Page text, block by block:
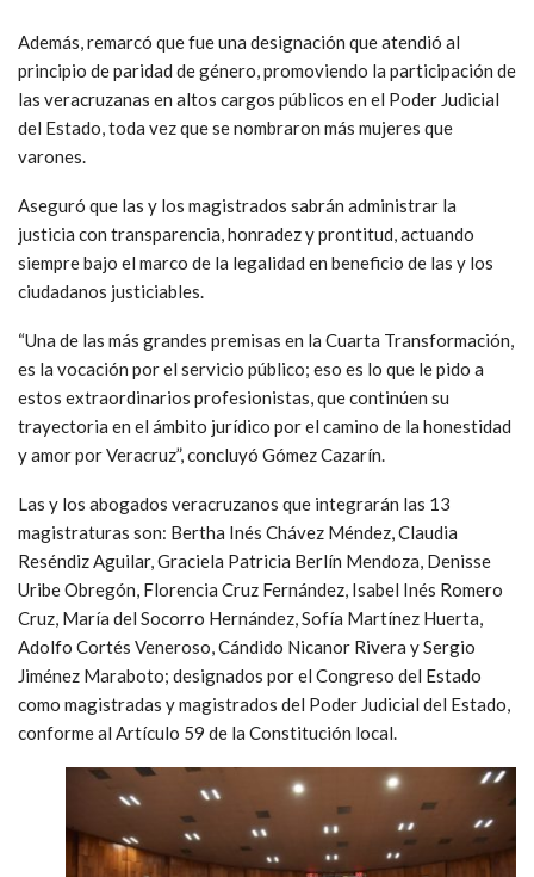
Además, remarcó que fue una designación que atendió al
principio de paridad de género, promoviendo la participación de
las veracruzanas en altos cargos públicos en el Poder Judicial
del Estado, toda vez que se nombraron más mujeres que
varones.
Aseguró que las y los magistrados sabrán administrar la
justicia con transparencia, honradez y prontitud, actuando
siempre bajo el marco de la legalidad en beneficio de las y los
ciudadanos justiciables.
“Una de las más grandes premisas en la Cuarta Transformación,
es la vocación por el servicio público; eso es lo que le pido a
estos extraordinarios profesionistas, que continúen su
trayectoria en el ámbito jurídico por el camino de la honestidad
y amor por Veracruz”, concluyó Gómez Cazarín.
Las y los abogados veracruzanos que integrarán las 13
magistraturas son: Bertha Inés Chávez Méndez, Claudia
Reséndiz Aguilar, Graciela Patricia Berlín Mendoza, Denisse
Uribe Obregón, Florencia Cruz Fernández, Isabel Inés Romero
Cruz, María del Socorro Hernández, Sofía Martínez Huerta,
Adolfo Cortés Veneroso, Cándido Nicanor Rivera y Sergio
Jiménez Maraboto; designados por el Congreso del Estado
como magistradas y magistrados del Poder Judicial del Estado,
conforme al Artículo 59 de la Constitución local.